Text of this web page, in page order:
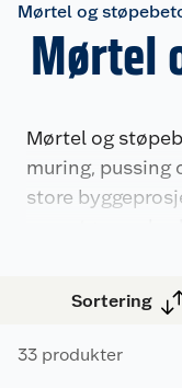
Mørtel og
Mørtel
Mørtel og
muring, pussing
store
produkt viktig
mørtel og
Sortering
33 produkter